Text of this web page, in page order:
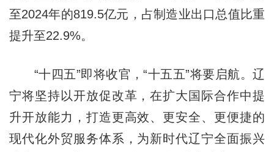
至2024年的819.5亿元，占制造业出口总值比重
提升至22.9%。
“十四五”即将收官，“十五五”将要启航。辽
宁将坚持以开放促改革，在扩大国际合作中提
升开放能力，打造更高效、更安全、更便捷的
现代化外贸服务体系，为新时代辽宁全面振兴